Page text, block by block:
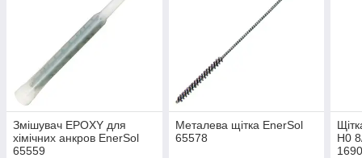
Змішувач EPOXY для
хімічних анкров EnerSol
65559
Металева щітка EnerSol
65578
H0